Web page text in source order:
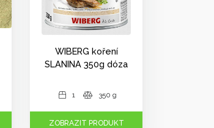
WIBERG koření
SLANINA 350g dóza
1 350 g
ZOBRAZIT PRODUKT